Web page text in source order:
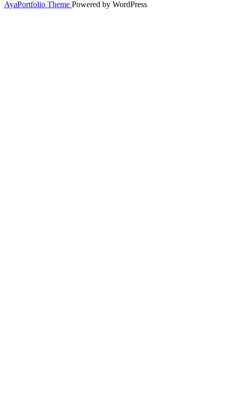
AyaPortfolio Theme Powered by WordPress